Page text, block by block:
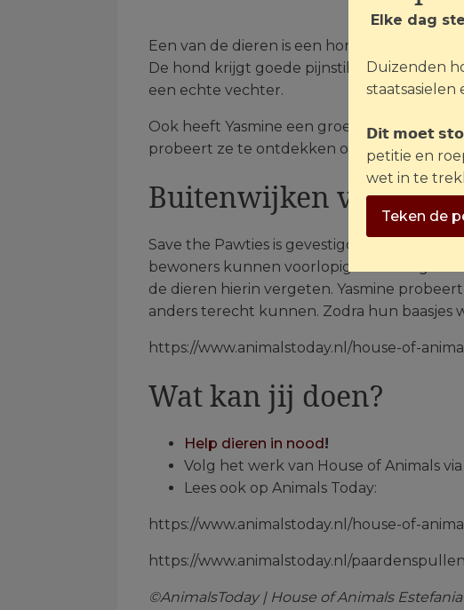
Een van de dieren is een hond met
De hond krijgt goede pijnstilling, is rustig,
een echte vechter.
Ook heeft Yasmine een groep puppy’s
probeert ze te ontdekken of zij misschien
Buitenwijken volledig
Save the Pawties is gevestigd bij Ödemiş,
bewoners kunnen voorlopig niet terug
de dieren hierin vergeten. Yasmine
anders terecht kunnen. Zodra hun
https://www.animalstoday.nl/house-of-
Wat kan jij doen?
Help dieren in nood!
Volg het werk van House of Animals via
Lees ook op Animals Today:
https://www.animalstoday.nl/house-of-
https://www.animalstoday.nl/
©AnimalsToday | House of Animals
Elke dag
Duizenden
staatsasielen
𝗗𝗶𝘁 𝗺𝗼𝗲𝘁
petitie en
wet in te
Teken de